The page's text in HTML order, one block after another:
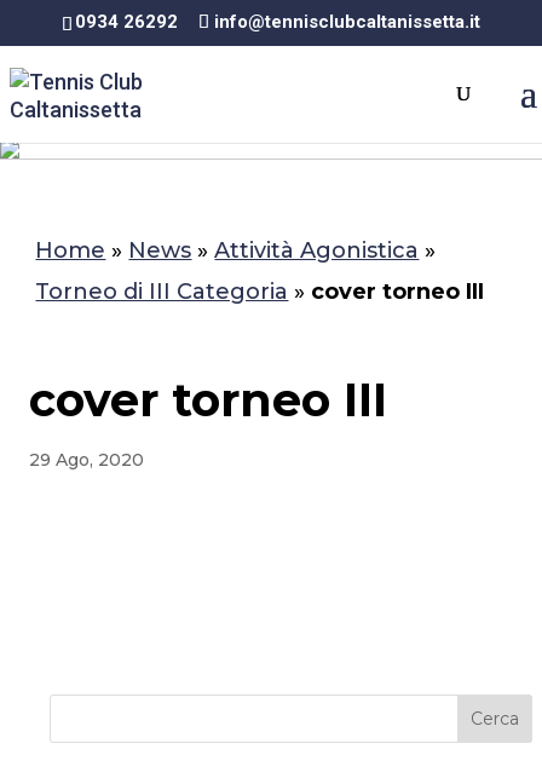
0934 26292 info@tennisclubcaltanissetta.it
Home » News »Attività Agonistica »
Torneo di III Categoria » cover torneo III
cover torneo III
29 Ago, 2020
Cerca